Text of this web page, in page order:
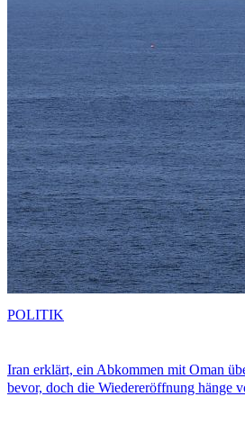
Iran erklärt, ein Abkommen mit Oman
bevor, doch die Wiedereröffnung hänge
POLITIK